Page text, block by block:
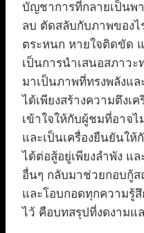
บัญชาการที่กลายเป็น
ลบ ตัดสลับกับภาพของ
ตระหนก หายใจติดขัด
เป็นการนำเสนอสภาวะ
มาเป็นภาพที่ทรงพลังแ
ได้เพียงสร้างความตึงเ
เข้าใจให้กับผู้ชมที่อาจ
และเป็นเครื่องยืนยันให้
ได้ต่อสู้อยู่เพียงลำพัง แ
อื่นๆ กลับมาช่วยกอบกู้
และโอบกอดทุกความรู้
ไว้ คือบทสรุปที่งดงามแ